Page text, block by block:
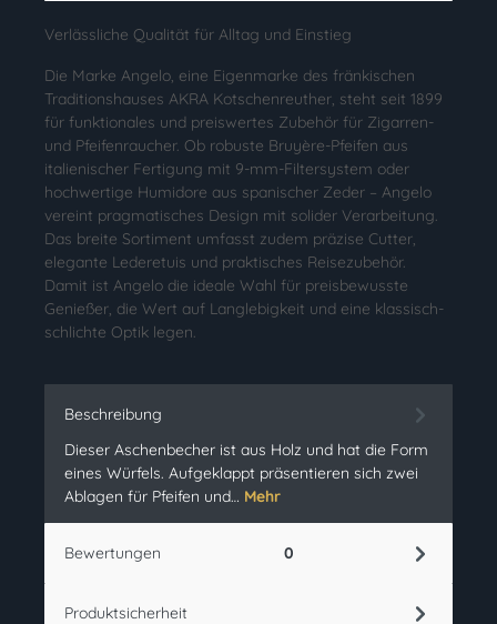
Verlässliche Qualität für Alltag und Einstieg
Die Marke Angelo, eine Eigenmarke des fränkischen
Traditionshauses AKRA Kotschenreuther, steht seit 1899
für funktionales und preiswertes Zubehör für Zigarren-
und Pfeifenraucher. Ob robuste Bruyère-Pfeifen aus
italienischer Fertigung mit 9-mm-Filtersystem oder
hochwertige Humidore aus spanischer Zeder – Angelo
vereint pragmatisches Design mit solider Verarbeitung.
Das breite Sortiment umfasst zudem präzise Cutter,
elegante Lederetuis und praktisches Reisezubehör.
Damit ist Angelo die ideale Wahl für preisbewusste
Genießer, die Wert auf Langlebigkeit und eine klassisch-
schlichte Optik legen.
Beschreibung
Dieser Aschenbecher ist aus Holz und hat die Form
eines Würfels. Aufgeklappt präsentieren sich zwei
Ablagen für Pfeifen und… Mehr
Bewertungen 0
Produktsicherheit